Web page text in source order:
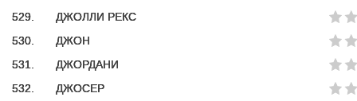
529.
ДЖОЛЛИ РЕКС
530.
ДЖОН
531.
ДЖОРДАНИ
532.
ДЖОСЕР